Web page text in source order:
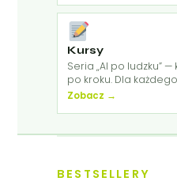
Kursy
Seria „AI po ludzku” —
po kroku. Dla
Zobacz →
BESTSELLERY